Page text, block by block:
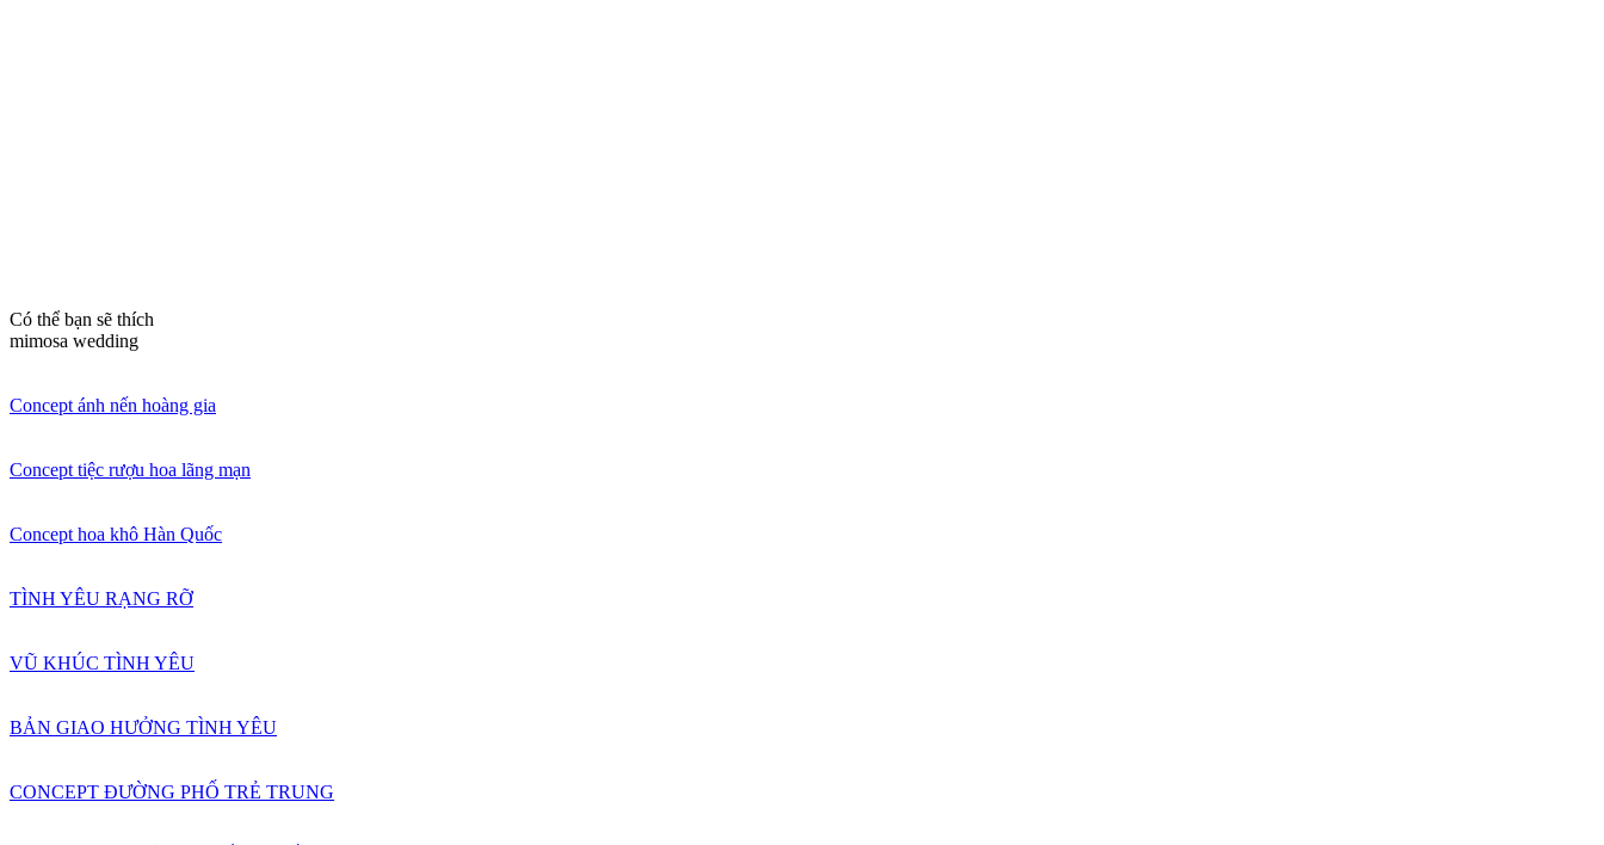
Có thể bạn sẽ thích
mimosa wedding
Concept ánh nến hoàng gia
Concept tiệc rượu hoa lãng mạn
Concept hoa khô Hàn Quốc
TÌNH YÊU RẠNG RỠ
VŨ KHÚC TÌNH YÊU
BẢN GIAO HƯỞNG TÌNH YÊU
CONCEPT ĐƯỜNG PHỐ TRẺ TRUNG